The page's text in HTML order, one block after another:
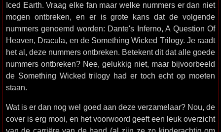
Iced Earth. Vraag elke fan maar welke nummers er dan niet
mogen ontbreken, en er is grote kans dat de volgende
nummers genoemd worden: Dante's Inferno, A Question Of
Heaven, Dracula, en de Something Wicked Trilogy. Je raadt
het al, deze nummers ontbreken. Betekent dit dat alle goede
nummers ontbreken? Nee, gelukkig niet, maar bijvoorbeeld
de Something Wicked trilogy had er toch echt op moeten
staan.
Wat is er dan nog wel goed aan deze verzamelaar? Nou, de
cover is erg mooi, en het voorwoord geeft een leuk overzicht